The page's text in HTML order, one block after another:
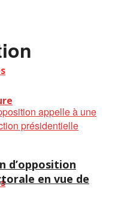
d’opposition
en vue de